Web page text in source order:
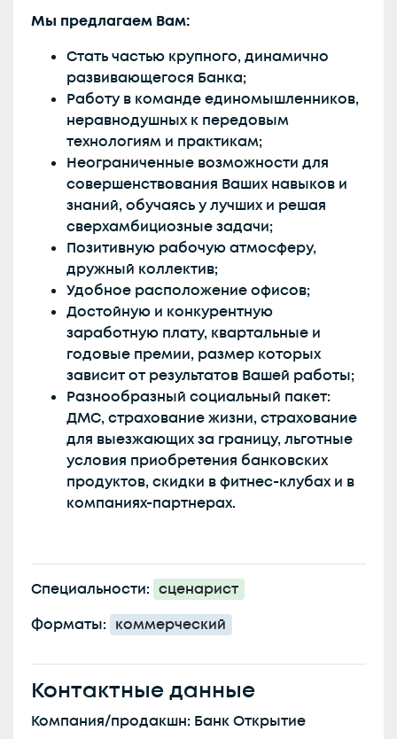
Мы предлагаем Вам:
Стать частью крупного, динамично
развивающегося Банка;
Работу в команде единомышленников,
неравнодушных к передовым
технологиям и практикам;
Неограниченные возможности для
совершенствования Ваших навыков и
знаний, обучаясь у лучших и решая
сверхамбициозные задачи;
Позитивную рабочую атмосферу,
дружный коллектив;
Удобное расположение офисов;
Достойную и конкурентную
заработную плату, квартальные и
годовые премии, размер которых
зависит от результатов Вашей работы;
Разнообразный социальный пакет:
ДМС, страхование жизни, страхование
для выезжающих за границу, льготные
условия приобретения банковских
продуктов, скидки в фитнес-клубах и в
компаниях-партнерах.
Специальности: сценарист
Форматы: коммерческий
Контактные данные
Компания/продакшн: Банк Открытие